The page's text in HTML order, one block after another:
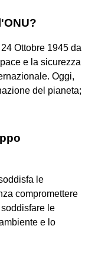
Ottobre 1945 da
e la sicurezza
Oggi,
del pianeta;
le
compromettere
le
e lo